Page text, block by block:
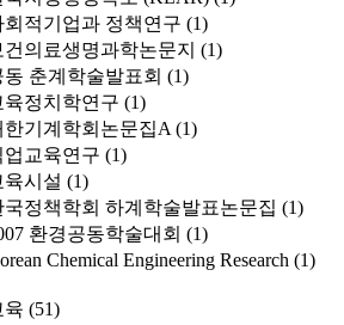
회적기업과 정책연구 (1)
건의료생명과학논문지 (1)
동 춘계학술발표회 (1)
육정치학연구 (1)
한기계학회논문집A (1)
업교육연구 (1)
육시설 (1)
국정책학회 하계학술발표논문집 (1)
환경공동학술대회 (1)
Chemical Engineering Research (1)
육 (51)